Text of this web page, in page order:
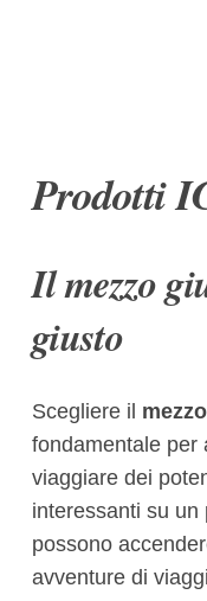
Prodotti
Il mezzo
giusto
Scegliere il
fondamentale per
viaggiare dei
interessanti su
possono
avventure di